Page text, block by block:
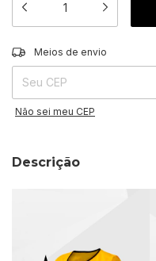
Entregas para o CEP:
Meios de envio
Não sei meu CEP
Descrição